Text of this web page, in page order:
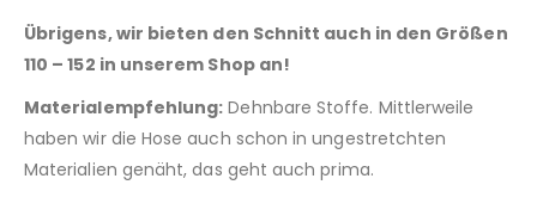
Übrigens, wir bieten den Schnitt auch in den Größen
110 – 152 in unserem Shop an!
Materialempfehlung: Dehnbare Stoffe. Mittlerweile
haben wir die Hose auch schon in ungestretchten
Materialien genäht, das geht auch prima.